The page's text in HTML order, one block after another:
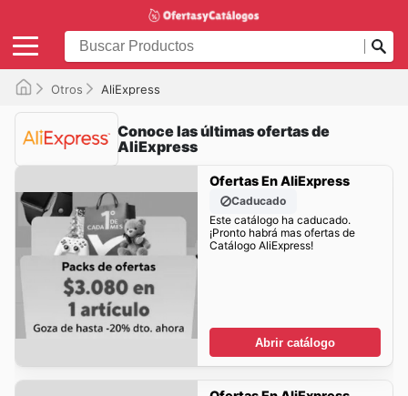
Otros AliExpress
Conoce las últimas ofertas de
AliExpress
Ofertas En AliExpress
Caducado
Este catálogo ha caducado.
¡Pronto habrá mas ofertas de
Catálogo AliExpress!
Abrir catálogo